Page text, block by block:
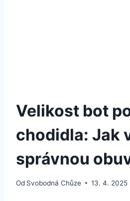
Velikost bot
chodidla: Jak
správnou
Od Svobodná Chůze 13. 4. 2025